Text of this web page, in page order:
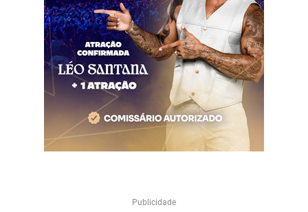
Publicidade